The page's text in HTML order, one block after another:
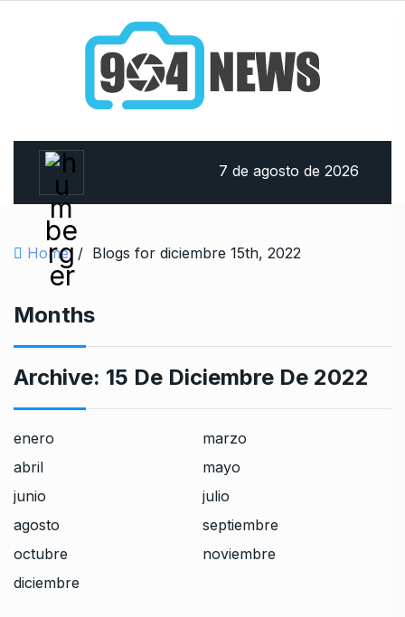
7 de agosto de 2026
Home / Blogs for diciembre 15th, 2022
Months
Archive: 15 De Diciembre De 2022
enero
marzo
abril
mayo
junio
julio
agosto
septiembre
octubre
noviembre
diciembre